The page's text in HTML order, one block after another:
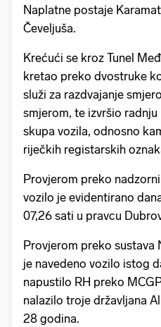
Naplatne postaje
Čeveljuša.
Krećući se kroz Tunel
kretao preko dvostruke
služi za razdvajanje
smjerom, te izvršio
skupa vozila, odnosno
riječkih registarskih
Provjerom preko
vozilo je evidentirano
07,26 sati u pravcu
Provjerom preko sustava
je navedeno vozilo istog
napustilo RH preko
nalazilo troje državljana
28 godina.